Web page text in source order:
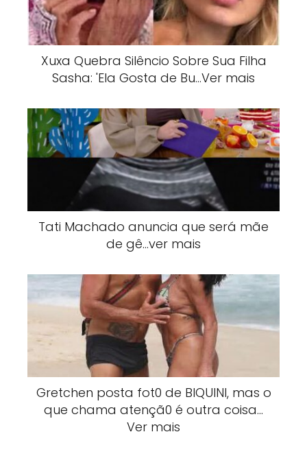
Xuxa Quebra Silêncio Sobre Sua Filha
Sasha: 'Ela Gosta de Bu…Ver mais
Tati Machado anuncia que será mãe
de gê…ver mais
Gretchen posta fot0 de BlQUlNI, mas o
que chama atençã0 é outra coisa…
Ver mais